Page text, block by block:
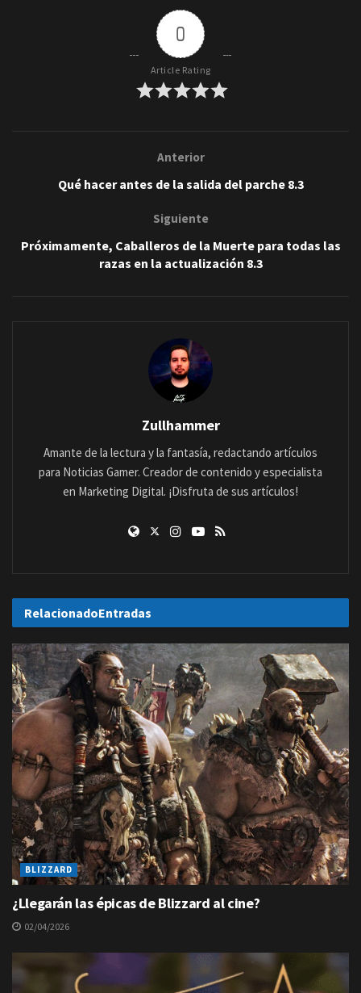
0
Article Rating
Anterior
Qué hacer antes de la salida del parche 8.3
Siguiente
Próximamente, Caballeros de la Muerte para todas las
razas en la actualización 8.3
Zullhammer
Amante de la lectura y la fantasía, redactando artículos
para Noticias Gamer. Creador de contenido y especialista
en Marketing Digital. ¡Disfruta de sus artículos!
RelacionadoEntradas
BLIZZARD
¿Llegarán las épicas de Blizzard al cine?
02/04/2026